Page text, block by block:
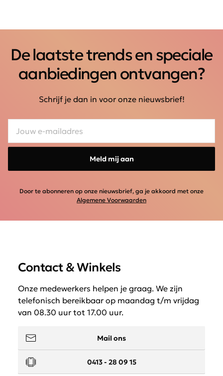
De laatste trends en speciale
aanbiedingen ontvangen?
Schrijf je dan in voor onze nieuwsbrief!
Meld mij aan
Door te abonneren op onze nieuwsbrief, ga je akkoord met onze
Algemene Voorwaarden
Contact & Winkels
Onze medewerkers helpen je graag. We zijn
telefonisch bereikbaar op maandag t/m vrijdag
van 08.30 uur tot 17.00 uur.
Mail ons
0413 - 28 09 15